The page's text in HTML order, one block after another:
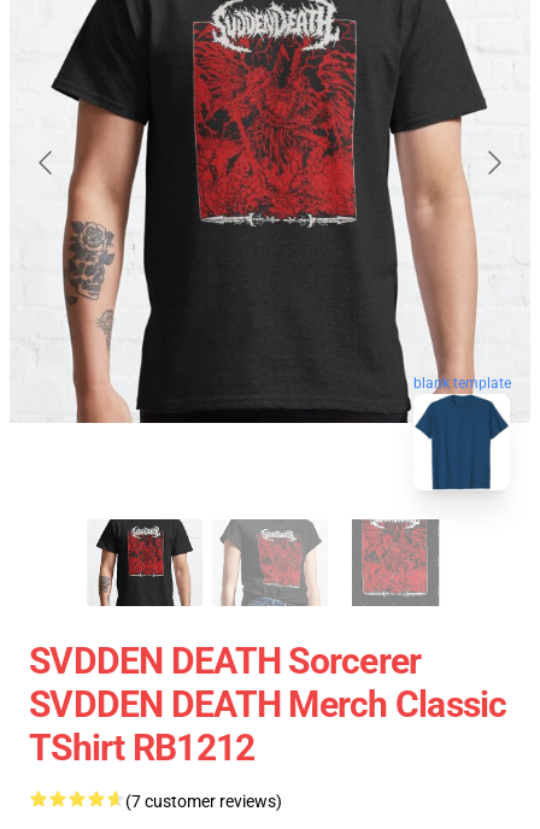
blank template
SVDDEN DEATH Sorcerer
SVDDEN DEATH Merch Classic
TShirt RB1212
(7 customer reviews)